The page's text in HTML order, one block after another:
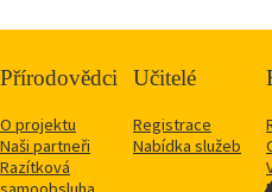
Přírodovědci
O projektu
Naši partneři
Razítková
Učitelé
Registrace
Nabídka služeb